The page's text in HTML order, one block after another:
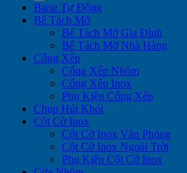
Barie Tự Động
Bể Tách Mỡ
Bể Tách Mỡ Gia Đình
Bể Tách Mỡ Nhà Hàng
Cổng Xếp
Cổng Xếp Nhôm
Cổng Xếp Inox
Phụ Kiện Cổng Xếp
Chụp Hút Khói
Cột Cờ Inox
Cột Cờ Inox Văn Phòng
Cột Cờ Inox Ngoài Trời
Phụ Kiện Cột Cờ Inox